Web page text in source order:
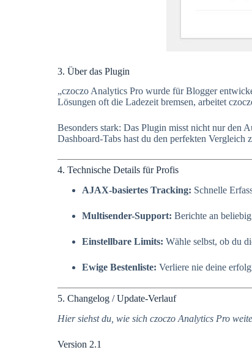
3. Über das Plugin
„czoczo Analytics Pro wurde für Blogger
Lösungen oft die Ladezeit bremsen, arbeitet
Besonders stark: Das Plugin misst nicht nur den
Dashboard-Tabs hast du den perfekten
4. Technische Details für Profis
AJAX-basiertes Tracking: Schnelle
Multisender-Support: Berichte an
Einstellbare Limits: Wähle selbst, ob du
Ewige Bestenliste: Verliere nie deine
5. Changelog / Update-Verlauf
Hier siehst du, wie sich czoczo Analytics Pro
Version 2.1